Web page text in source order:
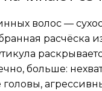
волос —
расчёска
больше: